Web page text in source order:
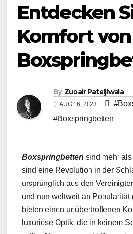
Entdecken
Komfort von
By Zubair Pateljiwala
AUG 16, 2023
#Boxspringbetten
Boxspringbetten sind mehr
sind eine Revolution in der
ursprünglich aus den
und nun weltweit an Popularität
bieten einen unübertroffenen
luxuriöse Optik, die in keinem